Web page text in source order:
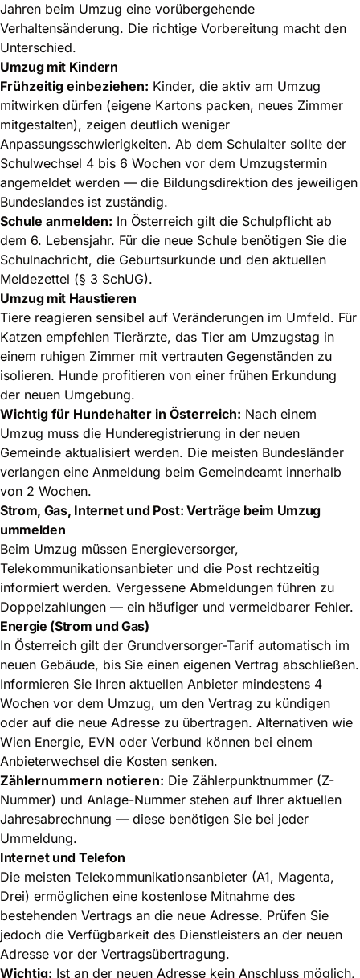
Jahren beim Umzug eine vorübergehende
Verhaltensänderung. Die richtige Vorbereitung macht den
Unterschied.
Umzug mit Kindern
Frühzeitig einbeziehen: Kinder, die aktiv am Umzug
mitwirken dürfen (eigene Kartons packen, neues Zimmer
mitgestalten), zeigen deutlich weniger
Anpassungsschwierigkeiten. Ab dem Schulalter sollte der
Schulwechsel 4 bis 6 Wochen vor dem Umzugstermin
angemeldet werden — die Bildungsdirektion des jeweiligen
Bundeslandes ist zuständig.
Schule anmelden: In Österreich gilt die Schulpflicht ab
dem 6. Lebensjahr. Für die neue Schule benötigen Sie die
Schulnachricht, die Geburtsurkunde und den aktuellen
Meldezettel (§ 3 SchUG).
Umzug mit Haustieren
Tiere reagieren sensibel auf Veränderungen im Umfeld. Für
Katzen empfehlen Tierärzte, das Tier am Umzugstag in
einem ruhigen Zimmer mit vertrauten Gegenständen zu
isolieren. Hunde profitieren von einer frühen Erkundung
der neuen Umgebung.
Wichtig für Hundehalter in Österreich: Nach einem
Umzug muss die Hunderegistrierung in der neuen
Gemeinde aktualisiert werden. Die meisten Bundesländer
verlangen eine Anmeldung beim Gemeindeamt innerhalb
von 2 Wochen.
Strom, Gas, Internet und Post: Verträge beim Umzug
ummelden
Beim Umzug müssen Energieversorger,
Telekommunikationsanbieter und die Post rechtzeitig
informiert werden. Vergessene Abmeldungen führen zu
Doppelzahlungen — ein häufiger und vermeidbarer Fehler.
Energie (Strom und Gas)
In Österreich gilt der Grundversorger-Tarif automatisch im
neuen Gebäude, bis Sie einen eigenen Vertrag abschließen.
Informieren Sie Ihren aktuellen Anbieter mindestens 4
Wochen vor dem Umzug, um den Vertrag zu kündigen
oder auf die neue Adresse zu übertragen. Alternativen wie
Wien Energie, EVN oder Verbund können bei einem
Anbieterwechsel die Kosten senken.
Zählernummern notieren: Die Zählerpunktnummer (Z-
Nummer) und Anlage-Nummer stehen auf Ihrer aktuellen
Jahresabrechnung — diese benötigen Sie bei jeder
Ummeldung.
Internet und Telefon
Die meisten Telekommunikationsanbieter (A1, Magenta,
Drei) ermöglichen eine kostenlose Mitnahme des
bestehenden Vertrags an die neue Adresse. Prüfen Sie
jedoch die Verfügbarkeit des Dienstleisters an der neuen
Adresse vor der Vertragsübertragung.
Wichtig: Ist an der neuen Adresse kein Anschluss möglich,